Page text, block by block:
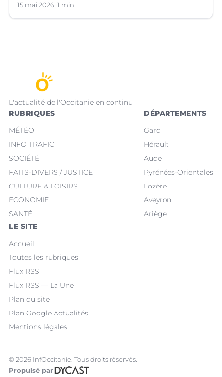
et une hausse du mercure !
15 mai 2026 1 min
L'actualité de l'Occitanie en continu
RUBRIQUES
MÉTÉO
INFO TRAFIC
SOCIÉTÉ
FAITS-DIVERS / JUSTICE
CULTURE & LOISIRS
ECONOMIE
SANTÉ
DÉPARTEMENTS
Gard
Hérault
Aude
Pyrénées-Orientales
Lozère
Aveyron
Ariège
LE SITE
Accueil
Toutes les rubriques
Flux RSS
Flux RSS — La Une
Plan du site
Plan Google Actualités
Mentions légales
© 2026 InfOccitanie. Tous droits réservés.
Propulsé par